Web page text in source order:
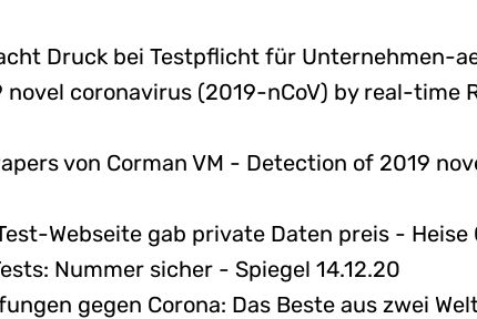
Druck bei Testpflicht für Unternehmen-
coronavirus (2019-nCoV) by real-time
von Corman VM - Detection of 2019
Webseite gab private Daten preis - Heise
Nummer sicher - Spiegel 14.12.20
gegen Corona: Das Beste aus zwei